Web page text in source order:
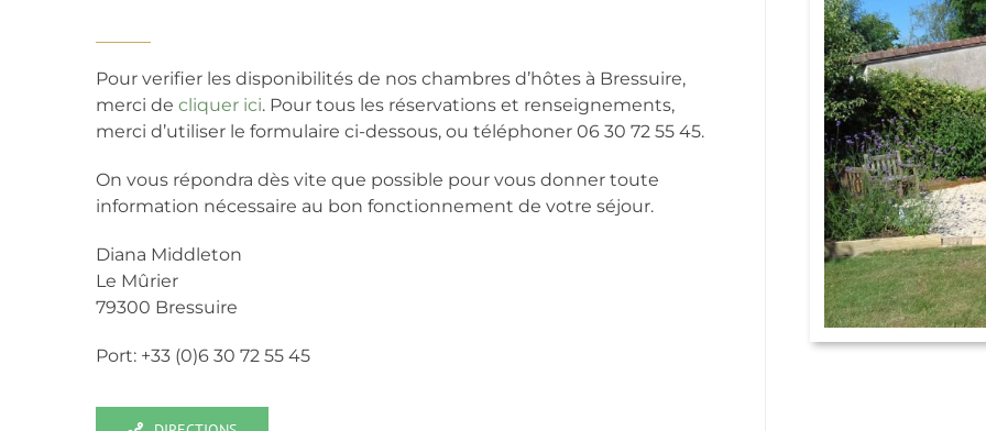
Pour verifier les disponibilités de nos chambres d’hôtes à Bressuire,
merci de cliquer ici. Pour tous les réservations et renseignements,
merci d’utiliser le formulaire ci-dessous, ou téléphoner 06 30 72 55 45.
On vous répondra dès vite que possible pour vous donner toute
information nécessaire au bon fonctionnement de votre séjour.
Diana Middleton
Le Mûrier
79300 Bressuire
Port: +33 (0)6 30 72 55 45